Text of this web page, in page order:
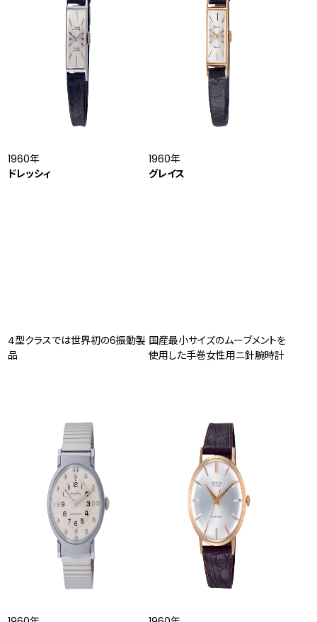
1960年
ドレッシィ
4型クラスでは世界初の6振動製
品
1960年
グレイス
国産最小サイズのムーブメントを
使用した手巻女性用ニ針腕時計